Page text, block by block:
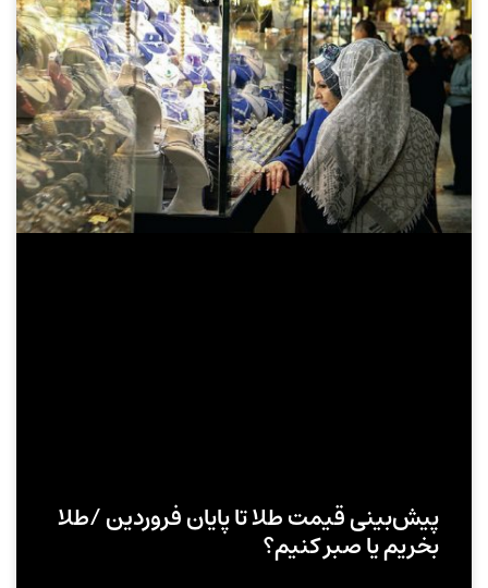
پیش‌بینی قیمت طلا تا پایان فروردین /طلا
بخریم یا صبر کنیم؟